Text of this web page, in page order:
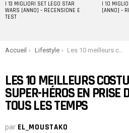
I 13 MIGLIORI SET LEGO STAR
WARS [ANNO] – RECENSIONE E
TEST
I 10
[ANNO] –
You are here:
Accueil Lifestyle Les 10 meilleurs costumes de films de super-héros en prise de vue réelle de tous les temps
LES 10 MEILLEURS
SUPER-HÉROS EN PRISE
TOUS LES TEMPS
par EL_MOUSTAKO